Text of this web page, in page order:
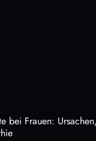
Sommer: Diese